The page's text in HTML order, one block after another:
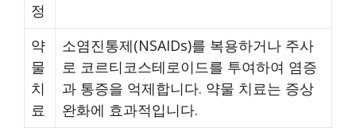
정
약
물
치
료
소염진통제(NSAIDs)를 복용하거나 주사
로 코르티코스테로이드를 투여하여 염증
과 통증을 억제합니다. 약물 치료는 증상
완화에 효과적입니다.